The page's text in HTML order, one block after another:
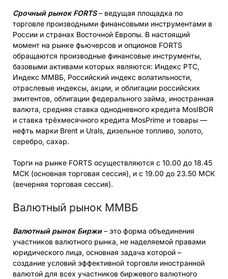
Срочный рынок FORTS– ведущая площадка по
торговле производными финансовыми инструментами в
России и странах Восточной Европы. В настоящий
момент на рынке фьючерсов и опционов FORTS
обращаются производные финансовые инструменты,
базовыми активами которых являются: Индекс РТС,
Индекс ММВБ, Российский индекс волатильности,
отраслевые индексы, акции, и облигации российских
эмитентов, облигации федерального займа, иностранная
валюта, средняя ставка однодневного кредита MosIBOR
и ставка трёхмесячного кредита MosPrime и товары —
нефть марки Brent и Urals, дизельное топливо, золото,
серебро, сахар.
Торги на рынке FORTS осуществляются с 10.00 до 18.45
МСК (основная торговая сессия), и с 19.00 до 23.50 МСК
(вечерняя торговая сессия).
Валютный рынок ММВБ
Валютный рынок Биржи– это форма объединения
участников валютного рынка, не наделяемой правами
юридического лица, основная задача которой –
создание условий эффективной торговли иностранной
валютой для всех участников биржевого валютного